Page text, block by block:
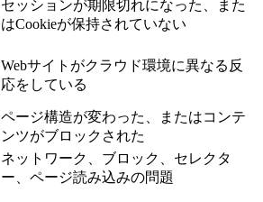
セッションが期限切れになった、また
はCookieが保持されていない
Webサイトがクラウド環境に異なる反
応をしている
ページ構造が変わった、またはコンテ
ンツがブロックされた
ネットワーク、ブロック、セレクタ
ー、ページ読み込みの問題